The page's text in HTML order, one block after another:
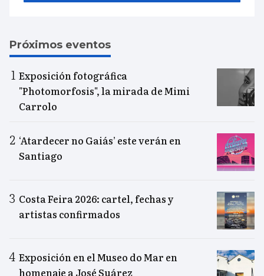
Próximos eventos
Exposición fotográfica
"Photomorfosis", la mirada de Mimi
Carrolo
‘Atardecer no Gaiás’ este verán en
Santiago
Costa Feira 2026: cartel, fechas y
artistas confirmados
Exposición en el Museo do Mar en
homenaje a José Suárez